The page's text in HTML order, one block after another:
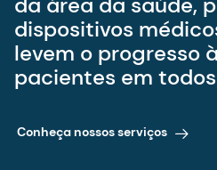
dispositivos
levem o progresso
pacientes em
Conheça nossos serviços